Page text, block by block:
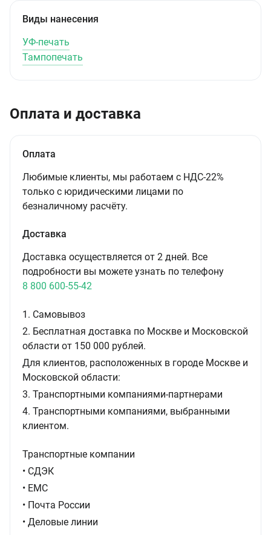
Виды нанесения
УФ-печать
Тампопечать
Оплата и доставка
Оплата
Любимые клиенты, мы работаем с НДС-22%
только с юридическими лицами по
безналичному расчёту.
Доставка
Доставка осуществляется от 2 дней. Все
подробности вы можете узнать по телефону
8 800 600-55-42
1. Самовывоз
2. Бесплатная доставка по Москве и Московской
области от 150 000 рублей.
Для клиентов, расположенных в городе Москве и
Московской области:
3. Транспортными компаниями-партнерами
4. Транспортными компаниями, выбранными
клиентом.
Транспортные компании
• СДЭК
• ЕМС
• Почта России
• Деловые линии